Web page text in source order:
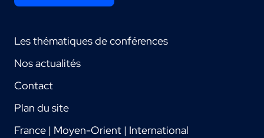
Les thématiques de conférences
Nos actualités
Contact
Plan du site
France | Moyen-Orient | International